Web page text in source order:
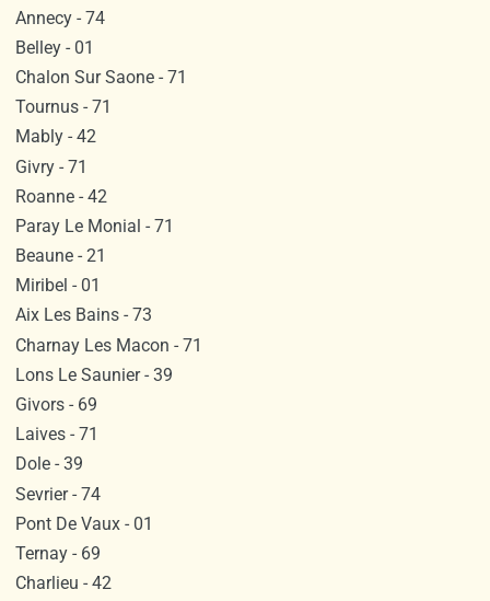
Annecy - 74
Belley - 01
Chalon Sur Saone - 71
Tournus - 71
Mably - 42
Givry - 71
Roanne - 42
Paray Le Monial - 71
Beaune - 21
Miribel - 01
Aix Les Bains - 73
Charnay Les Macon - 71
Lons Le Saunier - 39
Givors - 69
Laives - 71
Dole - 39
Sevrier - 74
Pont De Vaux - 01
Ternay - 69
Charlieu - 42